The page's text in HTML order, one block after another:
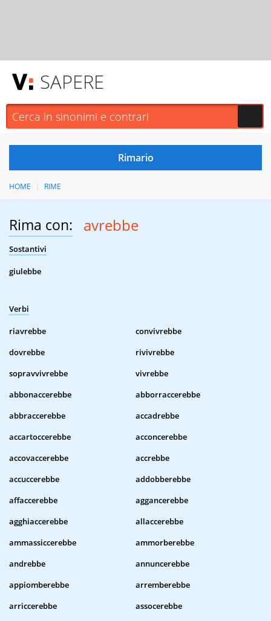
SAPERE
HOME RIME
Rima con: avrebbe
Sostantivi
giulebbe
Verbi
riavrebbe
convivrebbe
dovrebbe
rivivrebbe
sopravvivrebbe
vivrebbe
abbonaccerebbe
abborraccerebbe
abbraccerebbe
accadrebbe
accartoccerebbe
acconcerebbe
accovaccerebbe
accrebbe
accuccerebbe
addobberebbe
affaccerebbe
aggancerebbe
agghiaccerebbe
allaccerebbe
ammassiccerebbe
ammorberebbe
andrebbe
annuncerebbe
appiomberebbe
arremberebbe
arriccerebbe
assocerebbe